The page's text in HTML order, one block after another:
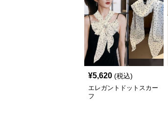
¥5,620 (税込)
エレガントドットスカー
フ